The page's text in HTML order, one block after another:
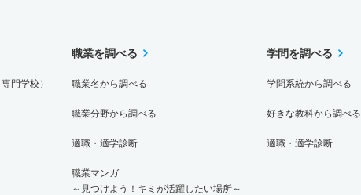
門学校）
職業を調べる
職業名から調べる
職業分野から調べる
適職・適学診断
職業マンガ
～見つけよう！キミが活躍したい場所～
学問を調べる
学問系統から調べる
好きな教科から調べる
適職・適学診断